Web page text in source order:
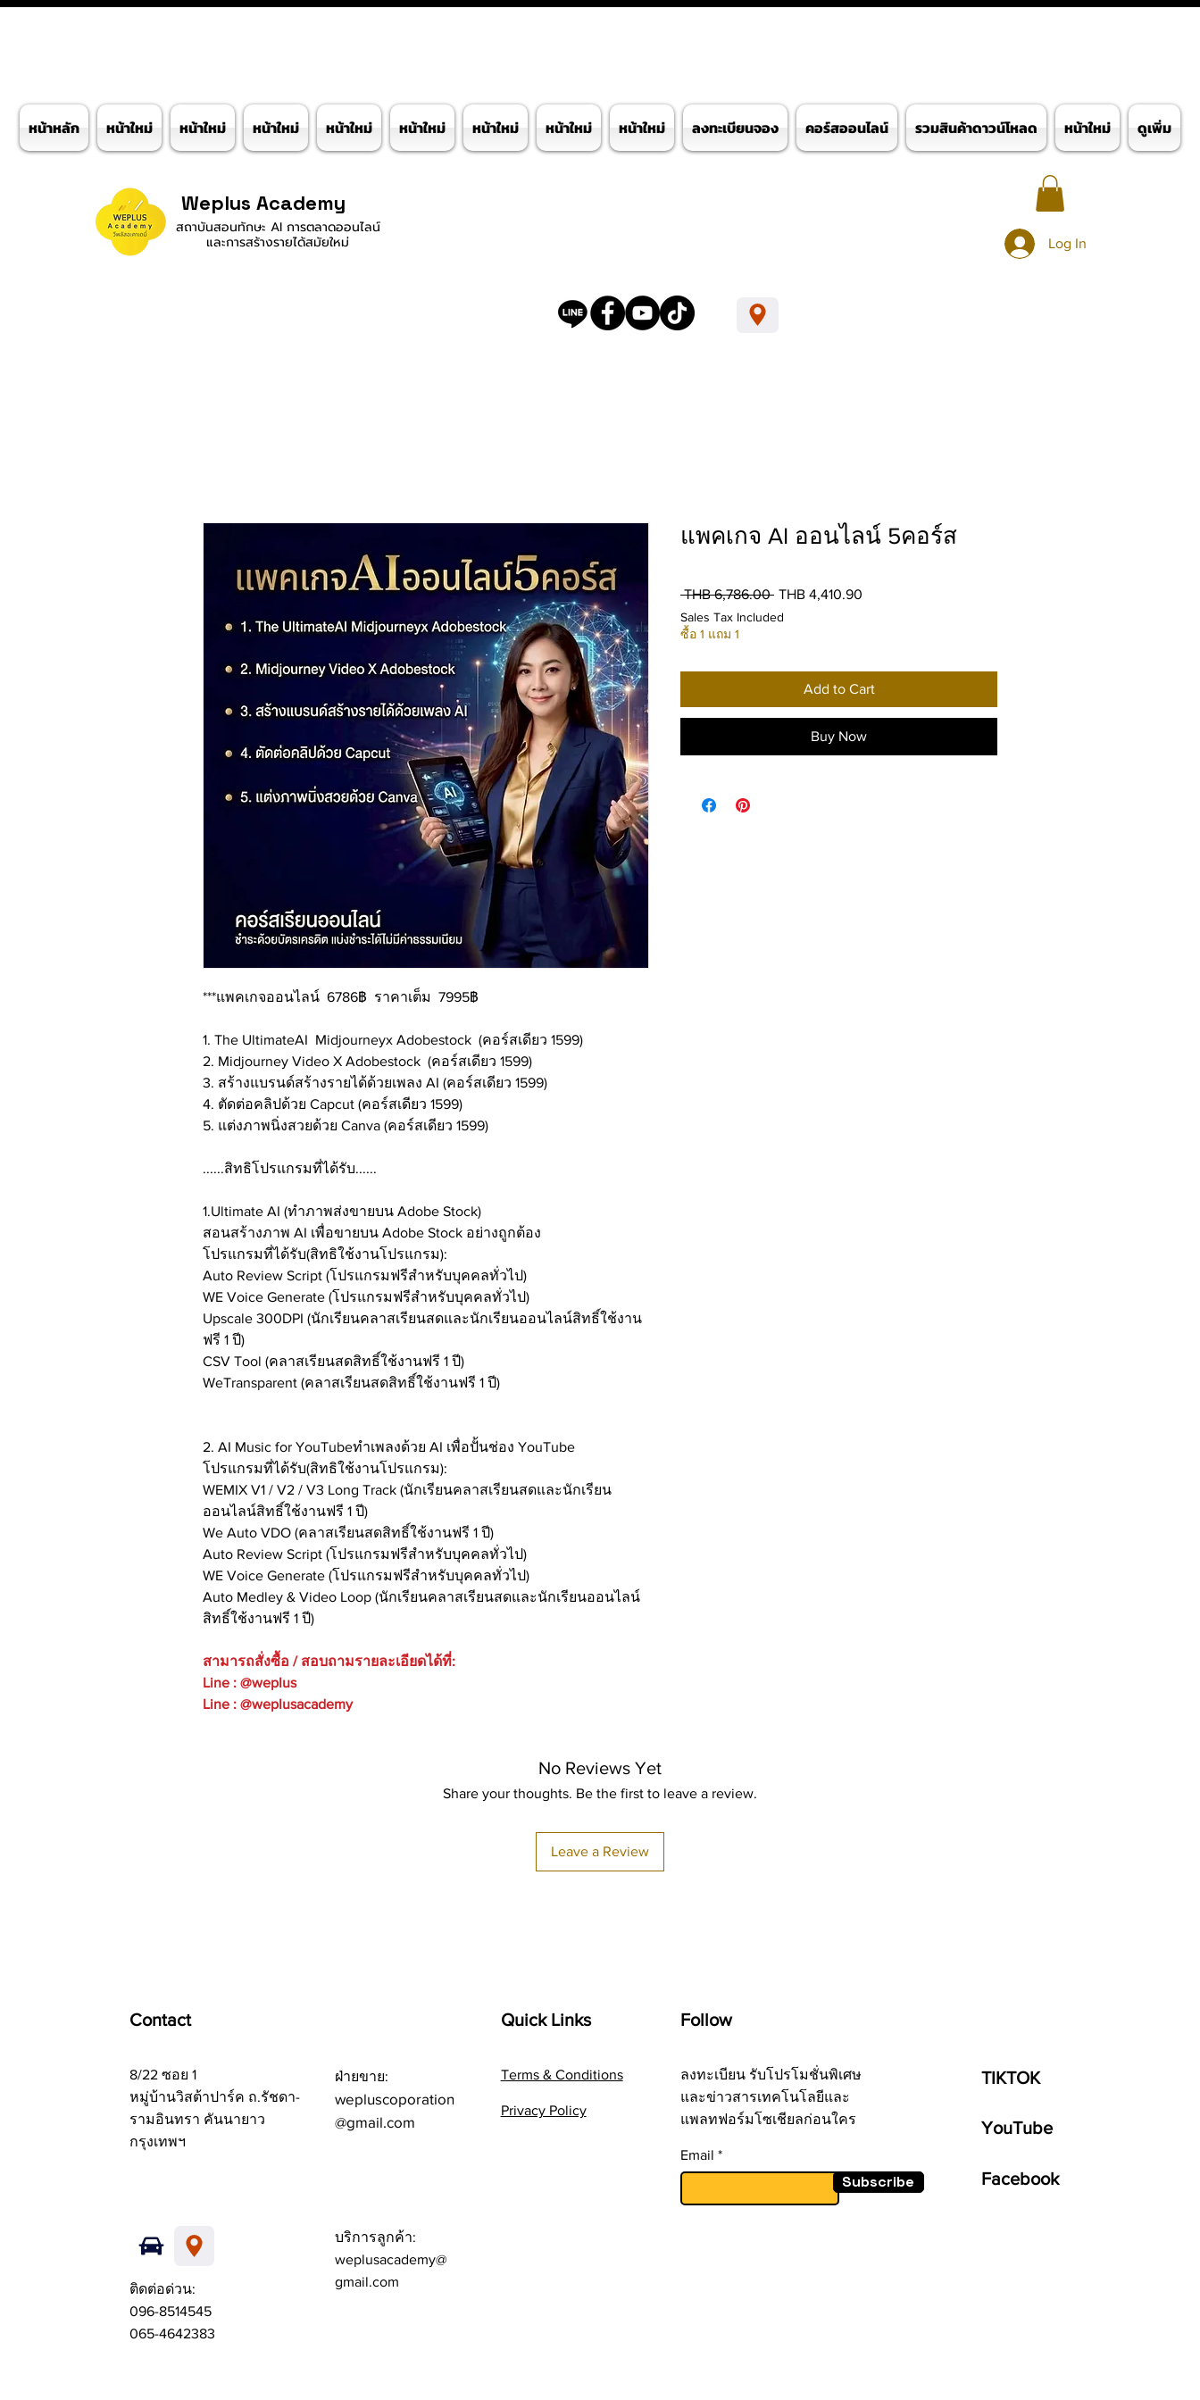
Weplus Academy
สถาบันสอนทักษะ AI การตลาดออนไลน์
และการสร้างรายได้สมัยใหม่
Log In
หน้าหลัก หน้าใหม่ หน้าใหม่ หน้าใหม่ หน้าใหม่ หน้าใหม่ หน้าใหม่ หน้าใหม่ หน้าใหม่ ลงทะเบียนจอง คอร์สออนไลน์ รวมสินค้าดาวน์โหลด หน้าใหม่ ดูเพิ่ม
***แพคเกจออนไลน์ 6786฿ ราคาเต็ม 7995฿
1. The UltimateAI Midjourneyx Adobestock (คอร์สเดียว 1599)
2. Midjourney Video X Adobestock (คอร์สเดียว 1599)
3. สร้างแบรนด์สร้างรายได้ด้วยเพลง AI (คอร์สเดียว 1599)
4. ตัดต่อคลิปด้วย Capcut (คอร์สเดียว 1599)
5. แต่งภาพนิ่งสวยด้วย Canva (คอร์สเดียว 1599)
......สิทธิโปรแกรมที่ได้รับ......
1.Ultimate AI (ทำภาพส่งขายบน Adobe Stock)
สอนสร้างภาพ AI เพื่อขายบน Adobe Stock อย่างถูกต้อง
โปรแกรมที่ได้รับ(สิทธิใช้งานโปรแกรม):
Auto Review Script (โปรแกรมฟรีสำหรับบุคคลทั่วไป)
WE Voice Generate (โปรแกรมฟรีสำหรับบุคคลทั่วไป)
Upscale 300DPI (นักเรียนคลาสเรียนสดและนักเรียนออนไลน์สิทธิ์ใช้งาน
ฟรี 1 ปี)
CSV Tool (คลาสเรียนสดสิทธิ์ใช้งานฟรี 1 ปี)
WeTransparent (คลาสเรียนสดสิทธิ์ใช้งานฟรี 1 ปี)
2. AI Music for YouTubeทำเพลงด้วย AI เพื่อปั้นช่อง YouTube
โปรแกรมที่ได้รับ(สิทธิใช้งานโปรแกรม):
WEMIX V1 / V2 / V3 Long Track (นักเรียนคลาสเรียนสดและนักเรียน
ออนไลน์สิทธิ์ใช้งานฟรี 1 ปี)
We Auto VDO (คลาสเรียนสดสิทธิ์ใช้งานฟรี 1 ปี)
Auto Review Script (โปรแกรมฟรีสำหรับบุคคลทั่วไป)
WE Voice Generate (โปรแกรมฟรีสำหรับบุคคลทั่วไป)
Auto Medley & Video Loop (นักเรียนคลาสเรียนสดและนักเรียนออนไลน์
สิทธิ์ใช้งานฟรี 1 ปี)
สามารถสั่งซื้อ / สอบถามรายละเอียดได้ที่:​
Line : @weplus​
Line : @weplusacademy
แพคเกจ AI ออนไลน์ 5คอร์ส
THB 6,786.00 Regular
THB 4,410.90
Sales Tax Included
ซื้อ 1 แถม 1
Add to Cart
Buy Now
No Reviews Yet
Share your thoughts. Be the first to leave a review.
Leave a Review
Contact
8/22 ซอย 1
หมู่บ้านวิสต้าปาร์ค ถ.รัชดา-
รามอินทรา คันนายาว
กรุงเทพฯ
ติดต่อด่วน:
096-8514545
065-4642383
ฝ่ายขาย:
wepluscoporation
@gmail.com
บริการลูกค้า:
weplusacademy@
gmail.com
Quick Links
Terms & Conditions
Privacy Policy
Follow
ลงทะเบียน รับโปรโมชั่นพิเศษ
และข่าวสารเทคโนโลยีและ
แพลทฟอร์มโซเชียลก่อนใคร
Email
Subscribe
TIKTOK
YouTube
Facebook